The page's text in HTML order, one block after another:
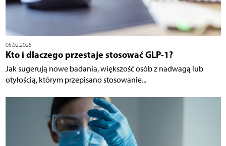
05.02.2025
Kto i dlaczego przestaje stosować GLP-1?
Jak sugerują nowe badania, większość osób z nadwagą lub
otyłością, którym przepisano stosowanie...